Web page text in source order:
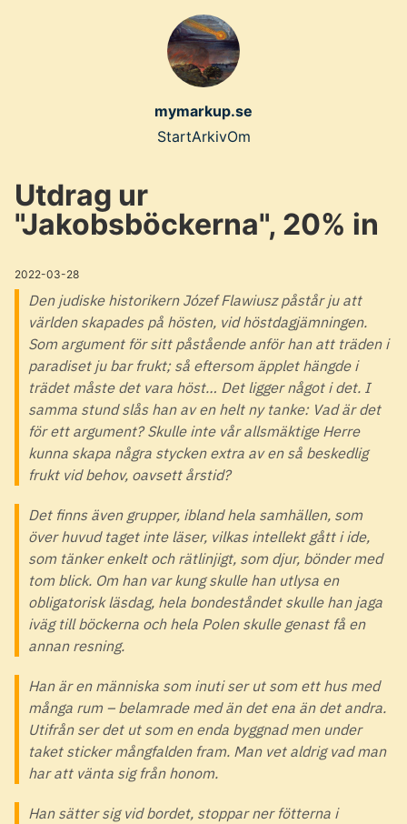
mymarkup.se
Top
menu
StartArkivOm
Utdrag ur
"Jakobsböckerna", 20% in
2022-03-28
Den judiske historikern Józef Flawiusz påstår ju att
världen skapades på hösten, vid höstdagjämningen.
Som argument för sitt påstående anför han att träden i
paradiset ju bar frukt; så eftersom äpplet hängde i
trädet måste det vara höst… Det ligger något i det. I
samma stund slås han av en helt ny tanke: Vad är det
för ett argument? Skulle inte vår allsmäktige Herre
kunna skapa några stycken extra av en så beskedlig
frukt vid behov, oavsett årstid?
Det finns även grupper, ibland hela samhällen, som
över huvud taget inte läser, vilkas intellekt gått i ide,
som tänker enkelt och rätlinjigt, som djur, bönder med
tom blick. Om han var kung skulle han utlysa en
obligatorisk läsdag, hela bondeståndet skulle han jaga
iväg till böckerna och hela Polen skulle genast få en
annan resning.
Han är en människa som inuti ser ut som ett hus med
många rum – belamrade med än det ena än det andra.
Utifrån ser det ut som en enda byggnad men under
taket sticker mångfalden fram. Man vet aldrig vad man
har att vänta sig från honom.
Han sätter sig vid bordet, stoppar ner fötterna i